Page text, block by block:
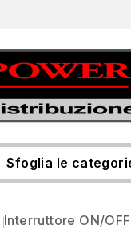
Sfoglia le
Interruttore ON/